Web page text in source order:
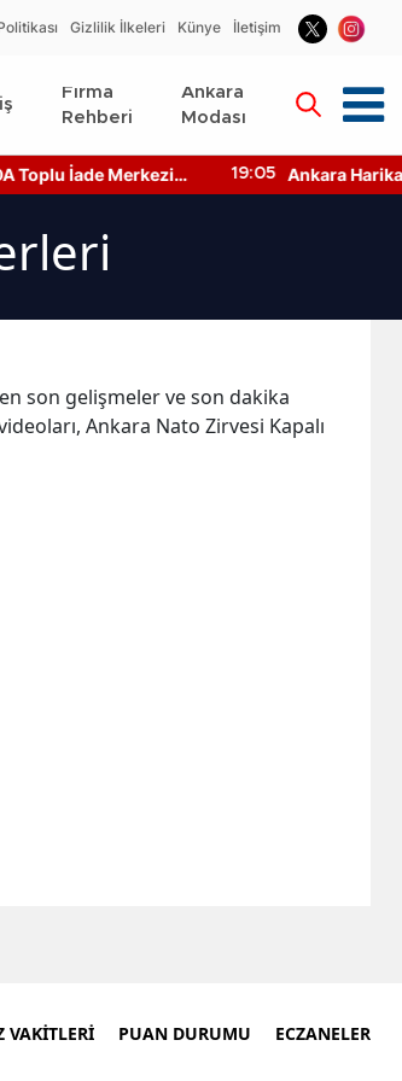
Gizlilik İlkeleri Künye İletişim
Firma
Rehberi
Ankara
Modası
Toplu İade Merkezi
Makinesi
19:05
Ankara
Giriş Ücretleri
son gelişmeler ve son dakika
Ankara Nato Zirvesi Kapalı
VAKİTLERİ PUAN DURUMU ECZANELER